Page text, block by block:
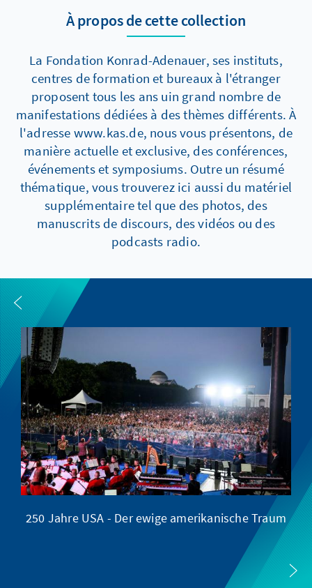
À propos de cette collection
La Fondation Konrad-Adenauer, ses instituts,
centres de formation et bureaux à l'étranger
proposent tous les ans uin grand nombre de
manifestations dédiées à des thèmes différents. À
l'adresse www.kas.de, nous vous présentons, de
manière actuelle et exclusive, des conférences,
événements et symposiums. Outre un résumé
thématique, vous trouverez ici aussi du matériel
supplémentaire tel que des photos, des
manuscrits de discours, des vidéos ou des
podcasts radio.
250 Jahre USA - Der ewige amerikanische Traum